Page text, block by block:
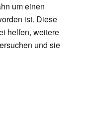
um einen
ist. Diese
helfen, weitere
und sie